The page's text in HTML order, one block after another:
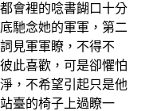
會裡的唸書餬口十分
馳念她的軍軍，第二
見軍軍瞭，不得不
此喜歡，可是卻懼怕
，不希望引起只是他
臺的椅子上過瞭一